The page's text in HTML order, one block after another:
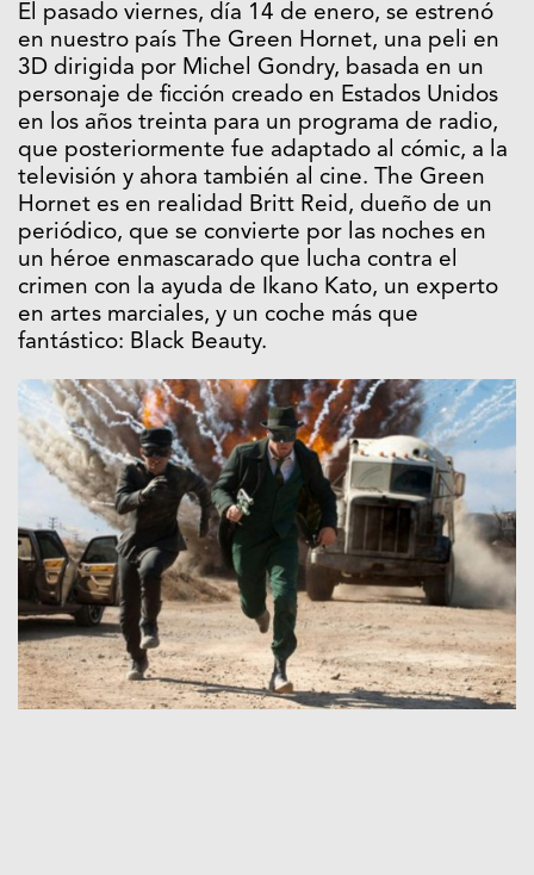
El pasado viernes, día 14 de enero, se estrenó
en nuestro país The Green Hornet, una peli en
3D dirigida por Michel Gondry, basada en un
personaje de ficción creado en Estados Unidos
en los años treinta para un programa de radio,
que posteriormente fue adaptado al cómic, a la
televisión y ahora también al cine. The Green
Hornet es en realidad Britt Reid, dueño de un
periódico, que se convierte por las noches en
un héroe enmascarado que lucha contra el
crimen con la ayuda de Ikano Kato, un experto
en artes marciales, y un coche más que
fantástico: Black Beauty.